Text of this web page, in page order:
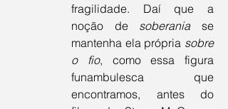
fragilidade. Daí que a
noção de soberania se
mantenha ela própria sobre
o fio, como essa figura
funambulesca que
encontramos, antes do